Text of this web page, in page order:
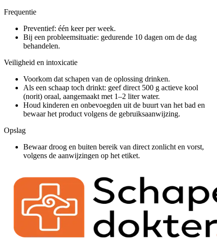
Frequentie
Preventief: één keer per week.
Bij een probleemsituatie: gedurende 10 dagen om de dag
behandelen.
Veiligheid en intoxicatie
Voorkom dat schapen van de oplossing drinken.
Als een schaap toch drinkt: geef direct 500 g actieve kool
(norit) oraal, aangemaakt met 1–2 liter water.
Houd kinderen en onbevoegden uit de buurt van het bad en
bewaar het product volgens de gebruiksaanwijzing.
Opslag
Bewaar droog en buiten bereik van direct zonlicht en vorst,
volgens de aanwijzingen op het etiket.